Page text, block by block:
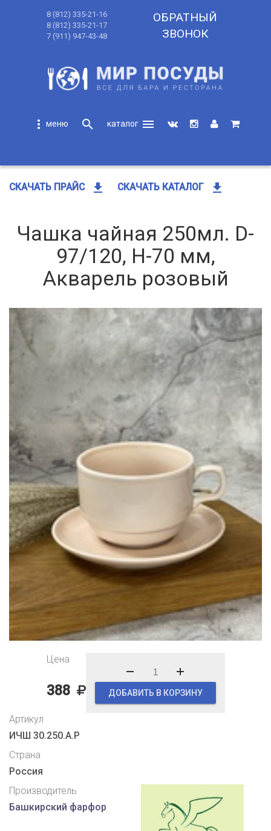
8 (812) 335-21-16
8 (812) 335-21-17
7 (911) 947-43-48
ОБРАТНЫЙ
ЗВОНОК
more_vert search
menu
СКАЧАТЬ ПРАЙС get_app СКАЧАТЬ КАТАЛОГ get_app
Чашка чайная 250мл. D-
97/120, H-70 мм,
Акварель розовый
Цена
388 ДОБАВИТЬ В КОРЗИНУ
Артикул
ИЧШ 30.250.А.Р
Страна
Россия
Производитель
Башкирский фарфор